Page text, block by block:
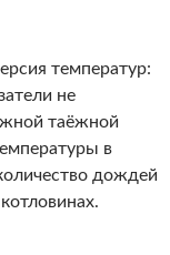
температур:
не
таёжной
в
дождей